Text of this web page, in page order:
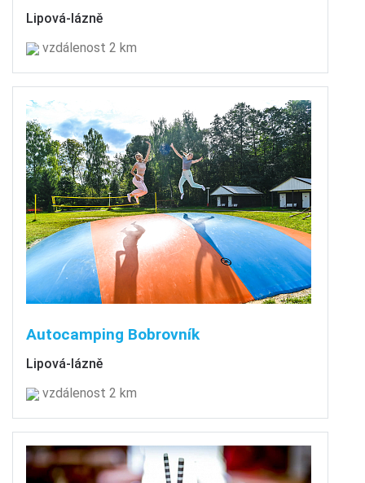
Lipová-lázně
vzdálenost 2 km
Autocamping Bobrovník
Lipová-lázně
vzdálenost 2 km